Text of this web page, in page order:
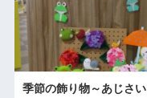
季節の飾り物～あじさ